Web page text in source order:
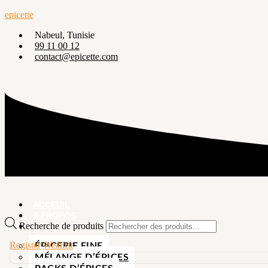
epicette
Nabeul, Tunisie
99 11 00 12
contact@epicette.com
BOUTIQUE
ÉPICERIE FINE
MÉLANGE D’ÉPICES
Recherche de produits
Register Wishlist